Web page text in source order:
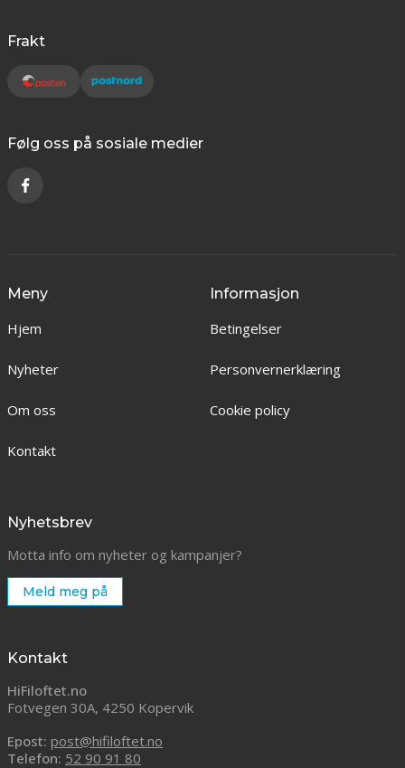
Frakt
Følg oss på sosiale medier
Meny
Hjem
Nyheter
Om oss
Kontakt
Informasjon
Betingelser
Personvernerklæring
Cookie policy
Nyhetsbrev
Motta info om nyheter og kampanjer?
Meld meg på
Kontakt
HiFiloftet.no
Fotvegen 30A, 4250 Kopervik
Epost: post@hifiloftet.no
Telefon: 52 90 91 80